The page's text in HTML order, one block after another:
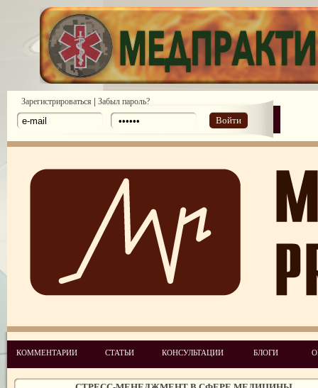
Зарегистрироваться | Забыл пароль?
Войти
КОММЕНТАРИИ СТАТЬИ КОНСУЛЬТАЦИИ БЛОГИ
ЧЕГО ХОТЯТ ПАЦИЕНТЫ КАТЕГОРИИ VIP
СТРЕСС-МЕНЕДЖМЕНТ В СФЕРЕ МЕДИЦИНЫ